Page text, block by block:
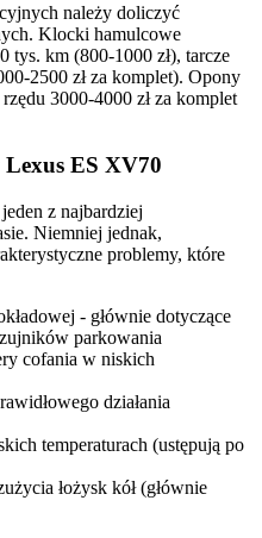
należy doliczyć
Klocki hamulcowe
tys. km (800-1000 zł), tarcze
2500 zł za komplet). Opony
3000-4000 zł za komplet
ES XV70
z najbardziej
Niemniej jednak,
problemy, które
- głównie dotyczące
parkowania
cofania w niskich
działania
temperaturach (ustępują po
łożysk kół (głównie